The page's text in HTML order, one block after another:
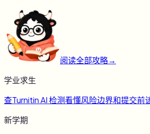
阅读全部攻略→
学业求生
查Turnitin AI 检测看懂风险边界和提交前
新学期